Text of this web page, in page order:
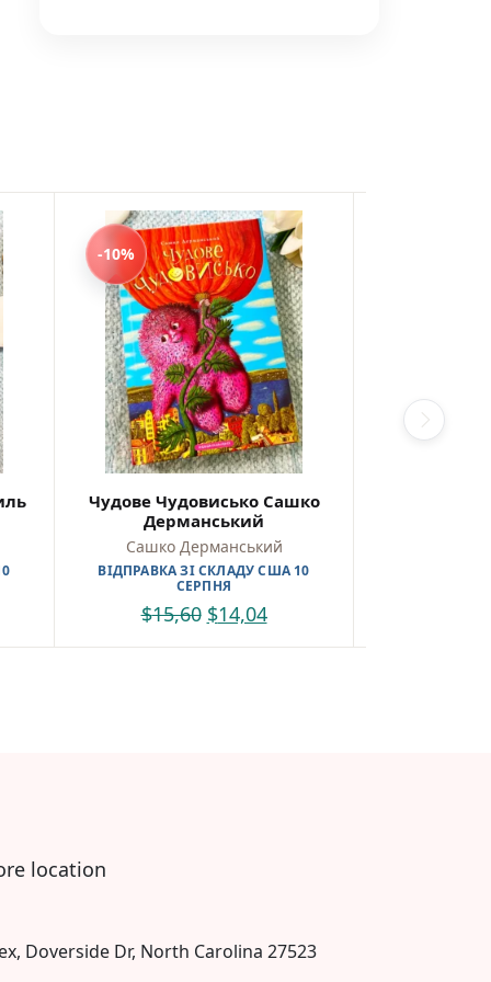
-10%
Чудове Чудовисько Сашко
Дерманський
Сашко Дерманський
ВІДПРАВКА ЗІ СКЛАДУ США 10
СЕРПНЯ
$15,60 $14,04
location
Doverside Dr, North Carolina 27523